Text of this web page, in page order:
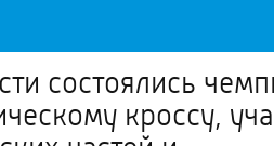
состоялись
кроссу,